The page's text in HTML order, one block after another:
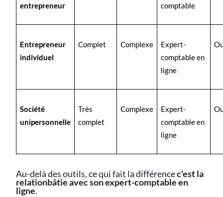
entrepreneur
comptable
Entrepreneur
individuel
Complet Complexe
Expert-
comptable en
ligne
Société
unipersonnelle
Très
complet
Complexe
Expert-
comptable en
ligne
Au-delà des outils, ce qui fait la différencec'est la
relationbâtie avec son expert-comptable en
ligne.